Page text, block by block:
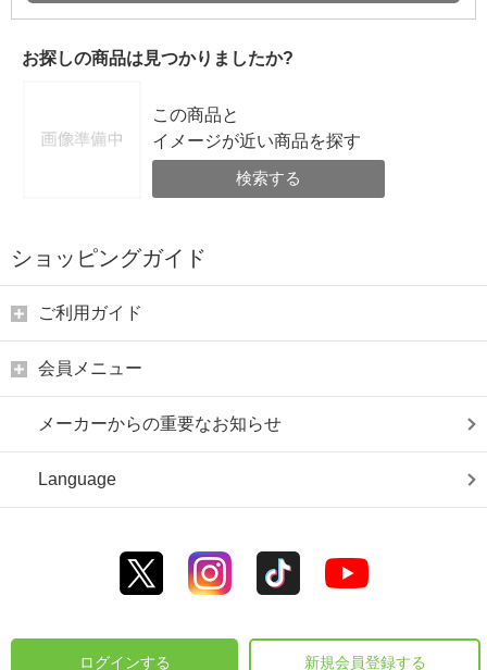
お探しの商品は見つかりましたか?
この商品と
イメージが近い商品を探す
検索する
ショッピングガイド
ご利用ガイド
会員メニュー
メーカーからの重要なお知らせ
Language
ログインする 新規会員登録する